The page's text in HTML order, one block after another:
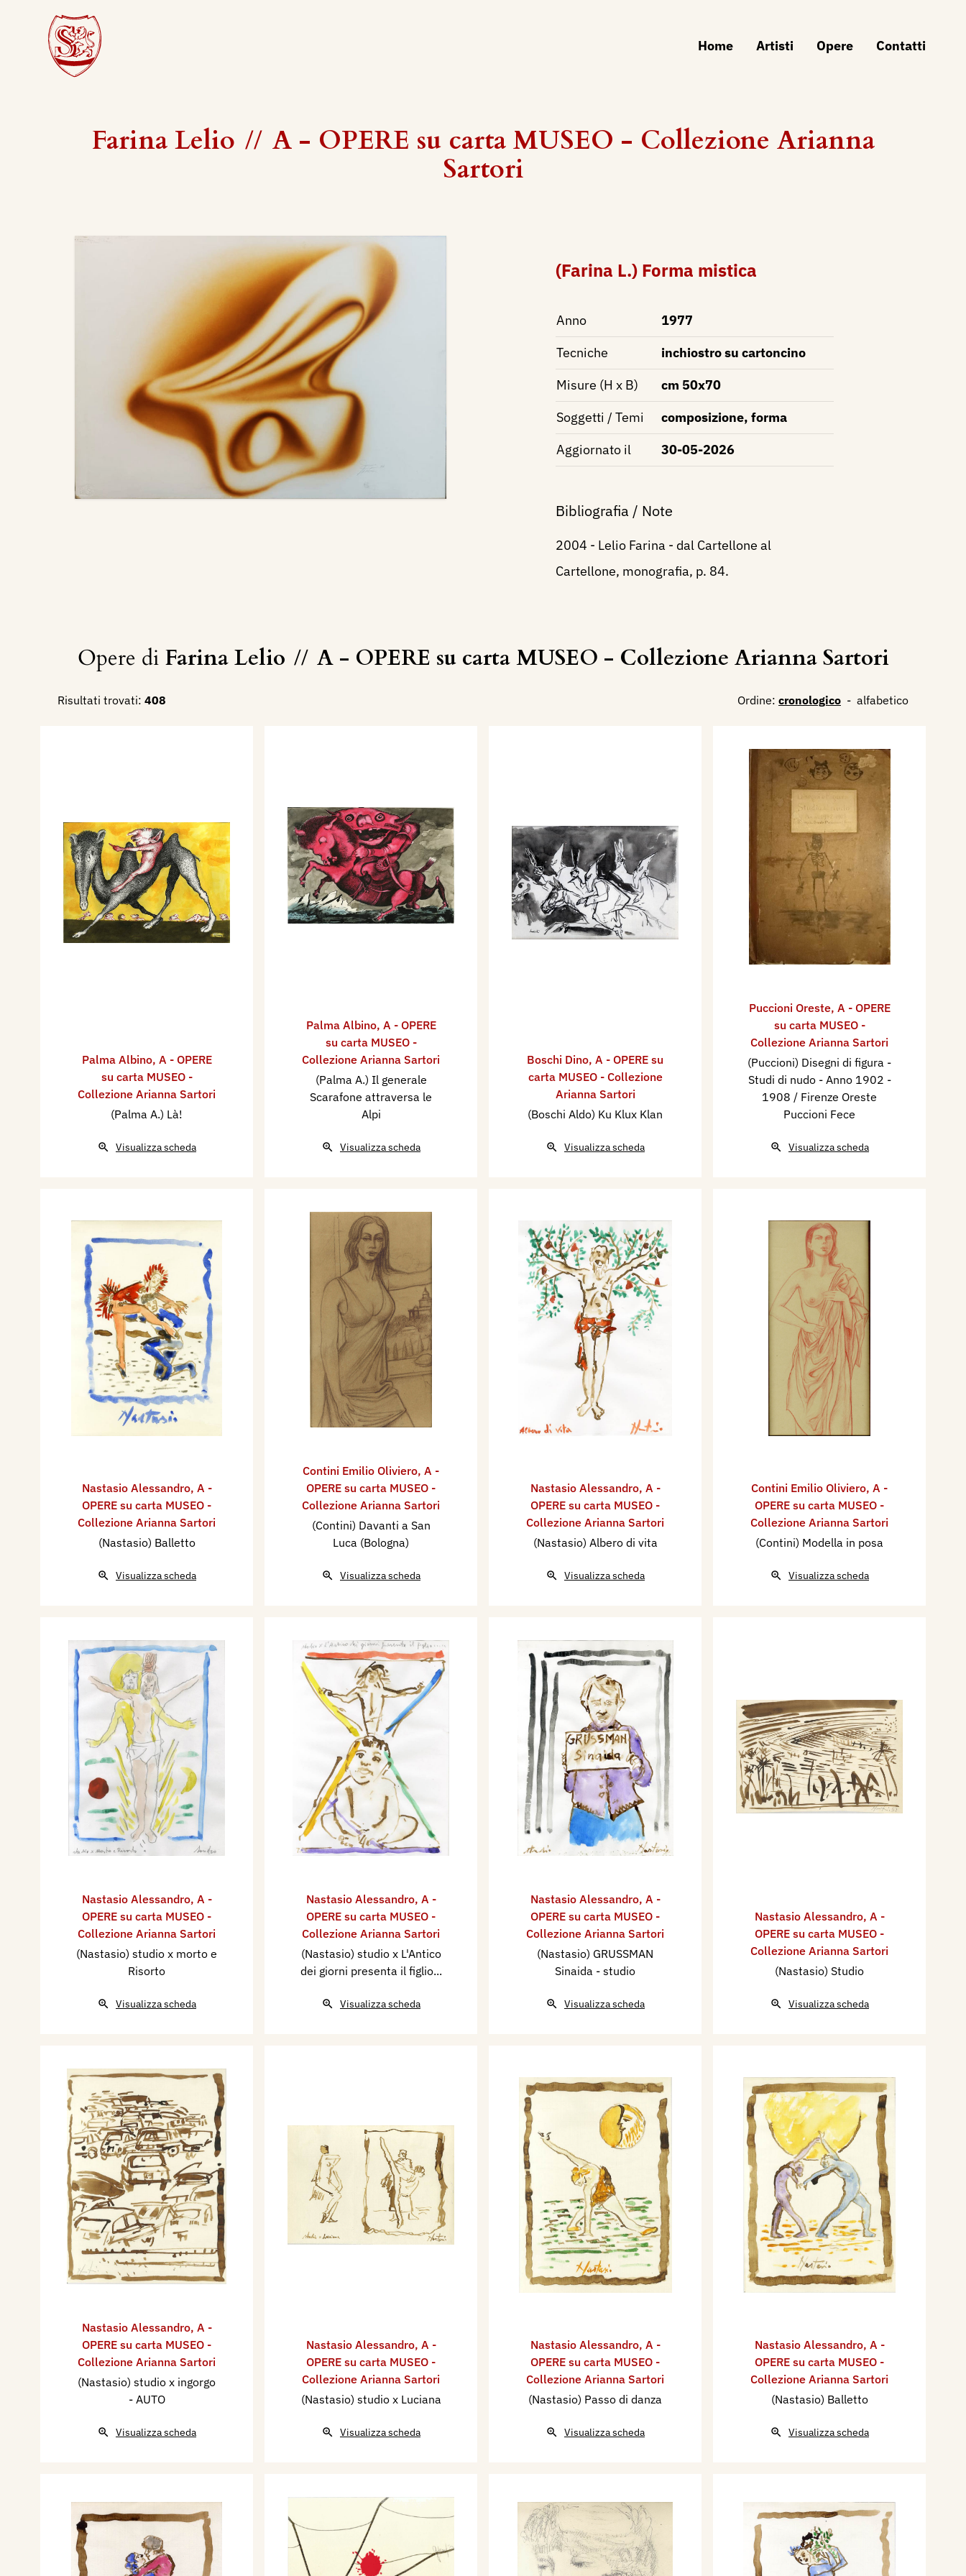
Home Artisti Opere Contatti
Farina Lelio // A - OPERE su carta MUSEO - Collezione Arianna
Sartori
(Farina L.) Forma mistica
Anno
1977
Tecniche
inchiostro su cartoncino
Misure (H x B)
cm 50x70
Soggetti / Temi
composizione, forma
Aggiornato il
30-05-2026
Bibliografia / Note
2004 - Lelio Farina - dal Cartellone al
Cartellone, monografia, p. 84.
Opere di Farina Lelio // A - OPERE su carta MUSEO - Collezione Arianna Sartori
Risultati trovati: 408 Ordine: cronologico - alfabetico
Palma Albino, A - OPERE
su carta MUSEO -
Collezione Arianna Sartori
(Palma A.) Là!
Visualizza scheda
Palma Albino, A - OPERE
su carta MUSEO -
Collezione Arianna Sartori
(Palma A.) Il generale
Scarafone attraversa le
Alpi
Visualizza scheda
Boschi Dino, A - OPERE su
carta MUSEO - Collezione
Arianna Sartori
(Boschi Aldo) Ku Klux Klan
Visualizza scheda
Puccioni Oreste, A - OPERE
su carta MUSEO -
Collezione Arianna Sartori
(Puccioni) Disegni di figura -
Studi di nudo - Anno 1902 -
1908 / Firenze Oreste
Puccioni Fece
Visualizza scheda
Nastasio Alessandro, A -
OPERE su carta MUSEO -
Collezione Arianna Sartori
(Nastasio) Balletto
Visualizza scheda
Contini Emilio Oliviero, A -
OPERE su carta MUSEO -
Collezione Arianna Sartori
(Contini) Davanti a San
Luca (Bologna)
Visualizza scheda
Nastasio Alessandro, A -
OPERE su carta MUSEO -
Collezione Arianna Sartori
(Nastasio) Albero di vita
Visualizza scheda
Contini Emilio Oliviero, A -
OPERE su carta MUSEO -
Collezione Arianna Sartori
(Contini) Modella in posa
Visualizza scheda
Nastasio Alessandro, A -
OPERE su carta MUSEO -
Collezione Arianna Sartori
(Nastasio) studio x morto e
Risorto
Visualizza scheda
Nastasio Alessandro, A -
OPERE su carta MUSEO -
Collezione Arianna Sartori
(Nastasio) studio x L'Antico
dei giorni presenta il figlio...
Visualizza scheda
Nastasio Alessandro, A -
OPERE su carta MUSEO -
Collezione Arianna Sartori
(Nastasio) GRUSSMAN
Sinaida - studio
Visualizza scheda
Nastasio Alessandro, A -
OPERE su carta MUSEO -
Collezione Arianna Sartori
(Nastasio) Studio
Visualizza scheda
Nastasio Alessandro, A -
OPERE su carta MUSEO -
Collezione Arianna Sartori
(Nastasio) studio x ingorgo
- AUTO
Visualizza scheda
Nastasio Alessandro, A -
OPERE su carta MUSEO -
Collezione Arianna Sartori
(Nastasio) studio x Luciana
Visualizza scheda
Nastasio Alessandro, A -
OPERE su carta MUSEO -
Collezione Arianna Sartori
(Nastasio) Passo di danza
Visualizza scheda
Nastasio Alessandro, A -
OPERE su carta MUSEO -
Collezione Arianna Sartori
(Nastasio) Balletto
Visualizza scheda